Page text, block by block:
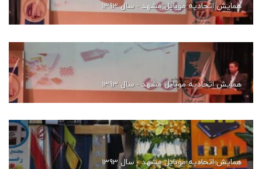
همایش اتحادیه موبایل مشهد - سال 1393
همایش اتحادیه موبایل مشهد - سال 1393
همایش اتحادیه موبایل مشهد - سال 1393